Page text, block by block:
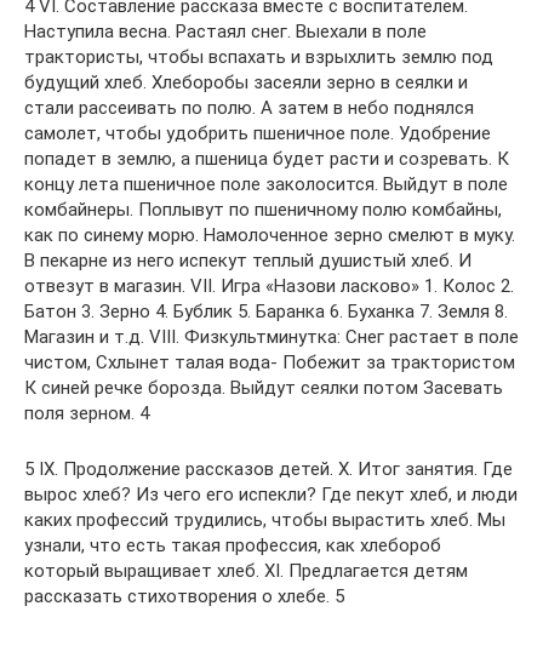
4 VI. Составление рассказа вместе с воспитателем.
Наступила весна. Растаял снег. Выехали в поле
трактористы, чтобы вспахать и взрыхлить землю под
будущий хлеб. Хлеборобы засеяли зерно в сеялки и
стали рассеивать по полю. А затем в небо поднялся
самолет, чтобы удобрить пшеничное поле. Удобрение
попадет в землю, а пшеница будет расти и созревать. К
концу лета пшеничное поле заколосится. Выйдут в поле
комбайнеры. Поплывут по пшеничному полю комбайны,
как по синему морю. Намолоченное зерно смелют в муку.
В пекарне из него испекут теплый душистый хлеб. И
отвезут в магазин. VII. Игра «Назови ласково» 1. Колос 2.
Батон 3. Зерно 4. Бублик 5. Баранка 6. Буханка 7. Земля 8.
Магазин и т.д. VIII. Физкультминутка: Снег растает в поле
чистом, Схлынет талая вода- Побежит за трактористом
К синей речке борозда. Выйдут сеялки потом Засевать
поля зерном. 4
5 IX. Продолжение рассказов детей. X. Итог занятия. Где
вырос хлеб? Из чего его испекли? Где пекут хлеб, и люди
каких профессий трудились, чтобы вырастить хлеб. Мы
узнали, что есть такая профессия, как хлебороб
который выращивает хлеб. XI. Предлагается детям
рассказать стихотворения о хлебе. 5